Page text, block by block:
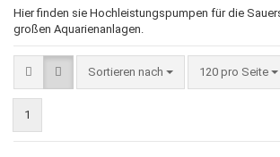
Hier finden sie Hochleistungspumpen für die
großen Aquarienanlagen.
Sortieren nach
Sortieren nach 120 pro Seite
pro Seite
1